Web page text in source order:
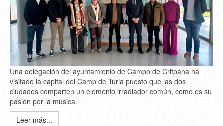
Una delegación del ayuntamiento de Campo de Critpana ha
visitado la capital del Camp de Túria puesto que las dos
ciudades comparten un elemento irradiador común, como es su
pasión por la música.
Leer más...